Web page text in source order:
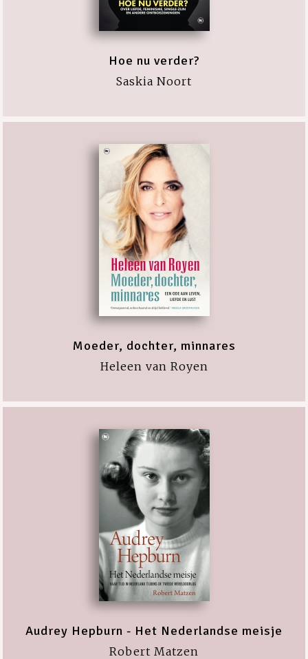
Hoe nu verder?
Saskia Noort
Moeder, dochter, minnares
Heleen van Royen
Audrey Hepburn - Het Nederlandse meisje
Robert Matzen